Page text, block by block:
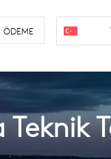
ÖDEME